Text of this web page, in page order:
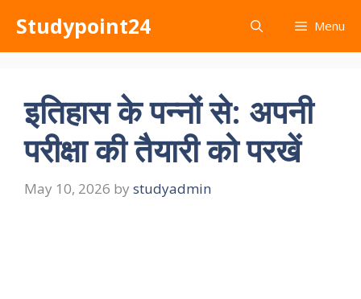
content
Studypoint24 Menu
इतिहास के पन्नों से: अपनी
परीक्षा की तैयारी को परखें
May 10, 2026 by studyadmin